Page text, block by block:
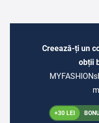
Creează-ți un
obții
+30 LEI